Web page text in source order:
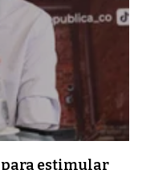
para estimular